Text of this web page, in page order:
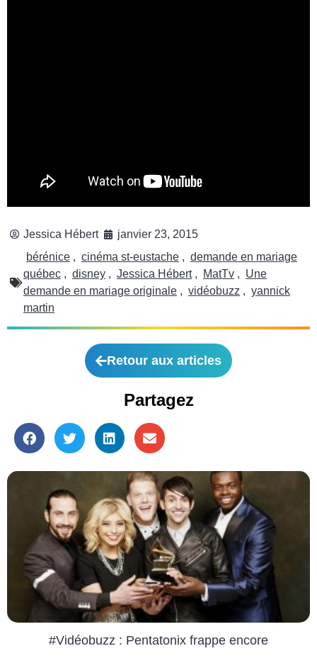
Jessica Hébert
janvier 23, 2015
bérénice , cinéma st-eustache , demande en mariage
québec , disney , Jessica Hébert , MatTv , Une
demande en mariage originale , vidéobuzz , yannick
martin
Retour aux articles
Partagez
#Vidéobuzz : Pentatonix frappe encore